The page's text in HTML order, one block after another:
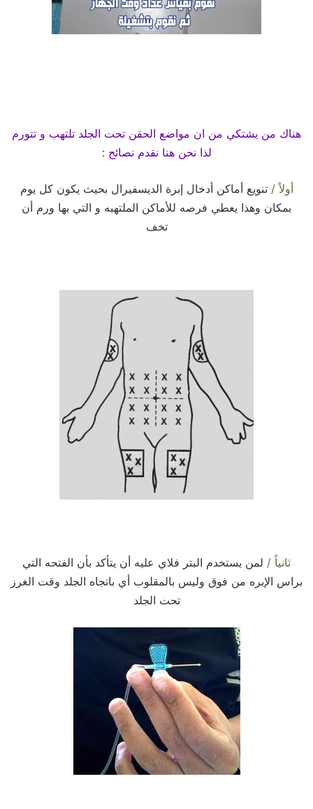
هناك من يشتكي من ان مواضع الحقن تحت الجلد تلتهب و تتورم
لذا نحن هنا نقدم نصائح :
أولاً / تنويع أماكن أدخال إبرة الديسفيرال بحيث يكون كل يوم
بمكان وهذا يعطي فرصه للأماكن الملتهبه و التي بها ورم أن
تخف
ثانياً / لمن يستخدم البتر فلاي عليه أن يتأكد بأن الفتحه التي
براس الإبره من فوق وليس بالمقلوب أي باتجاه الجلد وقت الغرز
تحت الجلد